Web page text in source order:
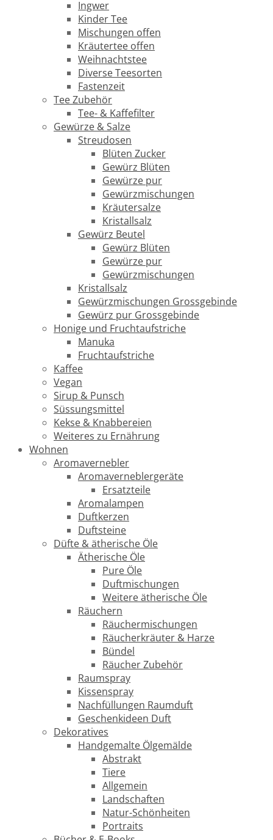
Ingwer
Kinder Tee
Mischungen offen
Kräutertee offen
Weihnachtstee
Diverse Teesorten
Fastenzeit
Tee Zubehör
Tee- & Kaffefilter
Gewürze & Salze
Streudosen
Blüten Zucker
Gewürz Blüten
Gewürze pur
Gewürzmischungen
Kräutersalze
Kristallsalz
Gewürz Beutel
Gewürz Blüten
Gewürze pur
Gewürzmischungen
Kristallsalz
Gewürzmischungen Grossgebinde
Gewürz pur Grossgebinde
Honige und Fruchtaufstriche
Manuka
Fruchtaufstriche
Kaffee
Vegan
Sirup & Punsch
Süssungsmittel
Kekse & Knabbereien
Weiteres zu Ernährung
Wohnen
Aromavernebler
Aromaverneblergeräte
Ersatzteile
Aromalampen
Duftkerzen
Duftsteine
Düfte & ätherische Öle
Ätherische Öle
Pure Öle
Duftmischungen
Weitere ätherische Öle
Räuchern
Räuchermischungen
Räucherkräuter & Harze
Bündel
Räucher Zubehör
Raumspray
Kissenspray
Nachfüllungen Raumduft
Geschenkideen Duft
Dekoratives
Handgemalte Ölgemälde
Abstrakt
Tiere
Allgemein
Landschaften
Natur-Schönheiten
Portraits